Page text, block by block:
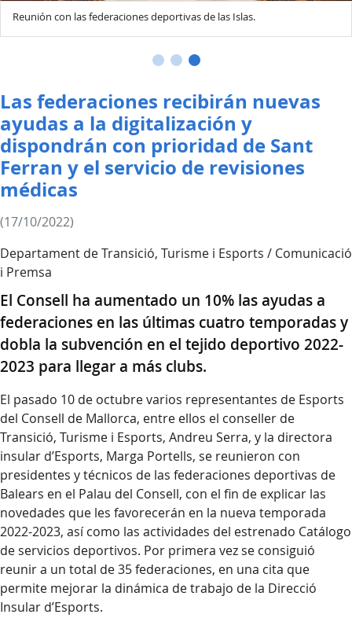
Reunión con las federaciones deportivas de las Islas.
Las federaciones recibirán nuevas
ayudas a la digitalización y
dispondrán con prioridad de Sant
Ferran y el servicio de revisiones
médicas
(17/10/2022)
Departament de Transició, Turisme i Esports / Comunicació
i Premsa
El Consell ha aumentado un 10% las ayudas a
federaciones en las últimas cuatro temporadas y
dobla la subvención en el tejido deportivo 2022-
2023 para llegar a más clubs.
El pasado 10 de octubre varios representantes de Esports
del Consell de Mallorca, entre ellos el conseller de
Transició, Turisme i Esports, Andreu Serra, y la directora
insular d’Esports, Marga Portells, se reunieron con
presidentes y técnicos de las federaciones deportivas de
Balears en el Palau del Consell, con el fin de explicar las
novedades que les favorecerán en la nueva temporada
2022-2023, así como las actividades del estrenado Catálogo
de servicios deportivos. Por primera vez se consiguió
reunir a un total de 35 federaciones, en una cita que
permite mejorar la dinámica de trabajo de la Direcció
Insular d’Esports.